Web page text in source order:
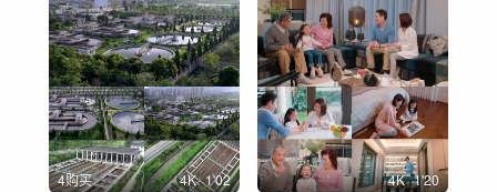
4购买 4K 1'02 4K 1'20